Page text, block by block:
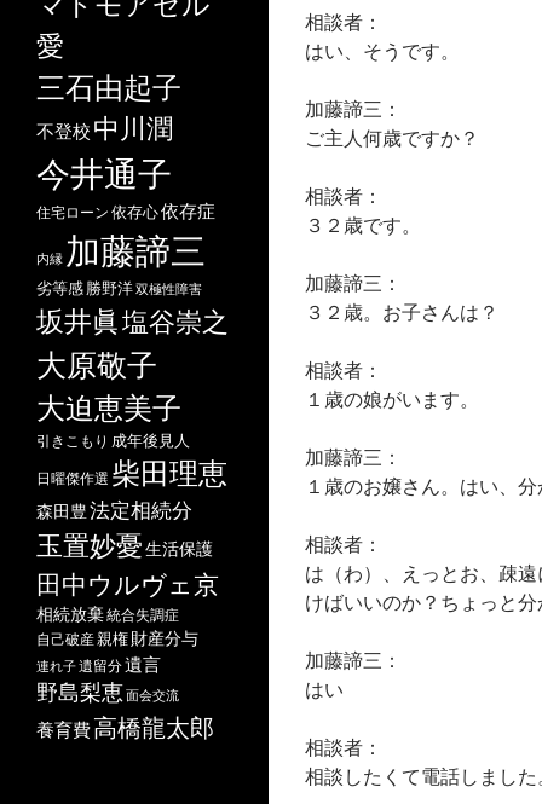
相談者：
はい、そうです。
加藤諦三：
ご主人何歳ですか？
相談者：
３２歳です。
加藤諦三：
３２歳。お子さんは？
相談者：
１歳の娘がいます。
加藤諦三：
１歳のお嬢さん。はい、
相談者：
は（わ）、えっとお、疎
けばいいのか？ちょっと
加藤諦三：
はい
相談者：
相談したくて電話しました
愛
三石由起子
不登校 中川潤
今井通子
住宅ローン 依存心依存症
内縁 加藤諦三
劣等感勝野洋双極性障害
坂井眞塩谷崇之
大原敬子
大迫恵美子
引きこもり 成年後見人
日曜傑作選 柴田理恵
森田豊法定相続分
玉置妙憂生活保護
田中ウルヴェ京
相続放棄統合失調症
自己破産親権 財産分与
連れ子遺留分遺言
野島梨恵面会交流
養育費高橋龍太郎